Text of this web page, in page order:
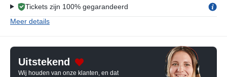
Tickets zijn 100% gegarandeerd
Meer details
Uitstekend
Wij houden van onze klanten, en dat